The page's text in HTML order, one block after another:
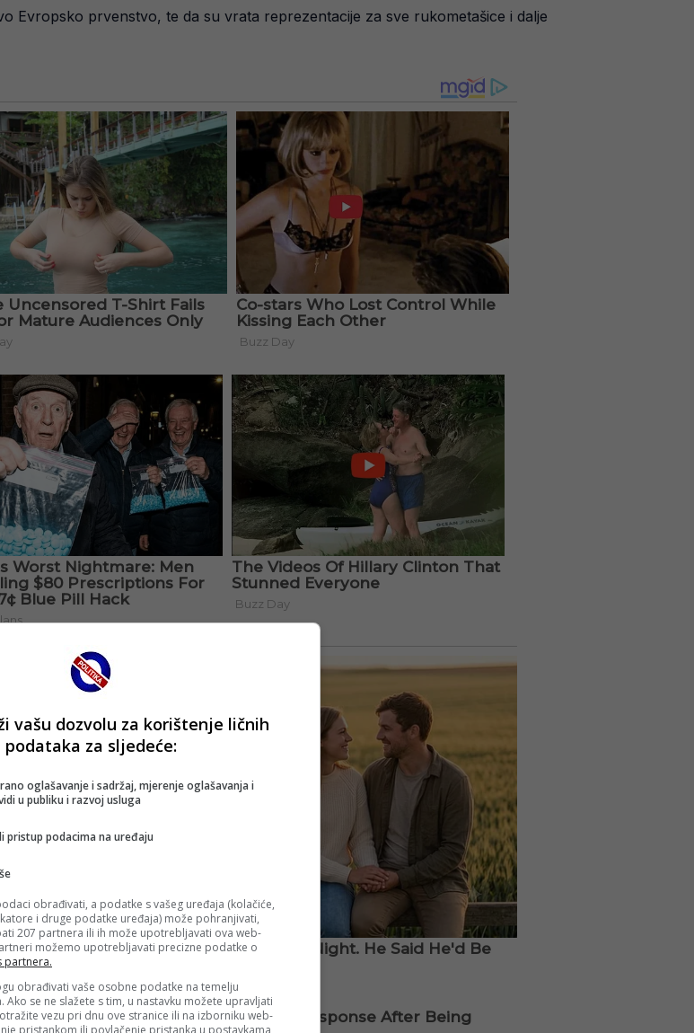
Evropsko prvenstvo, te da su vrata reprezentacije za sve rukometašice i dalje
vašu dozvolu za korištenje ličnih
podataka za sljedeće:
oglašavanje i sadržaj, mjerenje oglašavanja i
u publiku i razvoj usluga
pristup podacima na uređaju
obrađivati, a podatke s vašeg uređaja (kolačiće,
i druge podatke uređaja) može pohranjivati,
207 partnera ili ih može upotrebljavati ova web-
možemo upotrebljavati precizne podatke o
partnera.
obrađivati vaše osobne podatke na temelju
Ako se ne slažete s tim, u nastavku možete upravljati
vezu pri dnu ove stranice ili na izborniku web-
pristankom ili povlačenje pristanka u postavkama